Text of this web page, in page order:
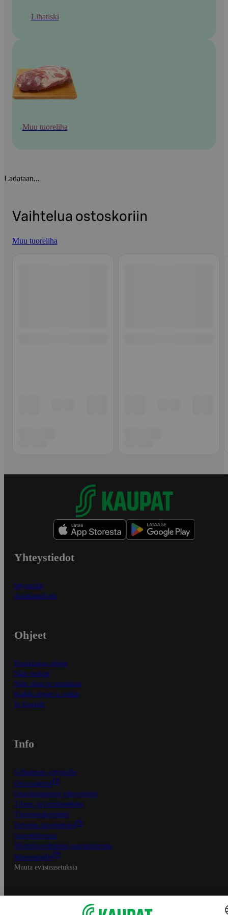
Lihatiski
Muu tuoreliha
Ladataan...
Vaihtelua ostoskoriin
Muu tuoreliha
Yhteystiedot
Myymälät
Asiakaspalvelu
Ohjeet
Ensitilaajan ohjeet
Näin maksat
Näin tilaat ja muokkaat
Kaikki ohjeet ja vinkit
In English
Info
S-Business yrityksille
Oiva-raportit
Osuuskauppojen yhteystiedot
Tilaus- ja toimitusehdot
Tietosuojakäytäntö
Palvelun käyttöehdot
Saavutettavuus
Mobiilisovelluksen saavutettavuus
Mainostajalle
Muuta evästeasetuksia
S-ryhmän palvelut